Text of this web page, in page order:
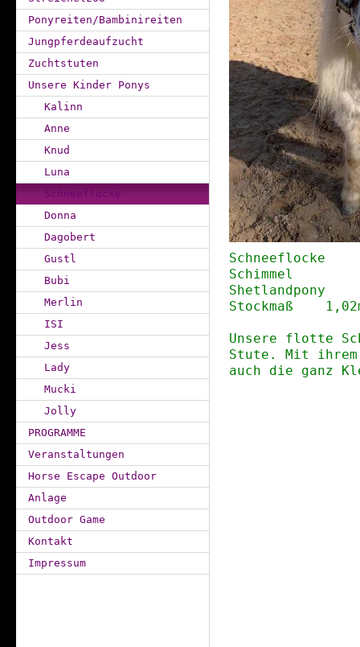
Ponyreiten/Bambinireiten
Jungpferdeaufzucht
Zuchtstuten
Unsere Kinder Ponys
Kalinn
Anne
Knud
Luna
Schneeflocke
Donna
Dagobert
Gustl
Bubi
Merlin
ISI
Jess
Lady
Mucki
Jolly
PROGRAMME
Veranstaltungen
Horse Escape Outdoor
Anlage
Outdoor Game
Kontakt
Impressum
Schneeflocke
Schimmel
Shetlandpony
Stockmaß
Unsere flotte
Stute. Mit
auch die ganz